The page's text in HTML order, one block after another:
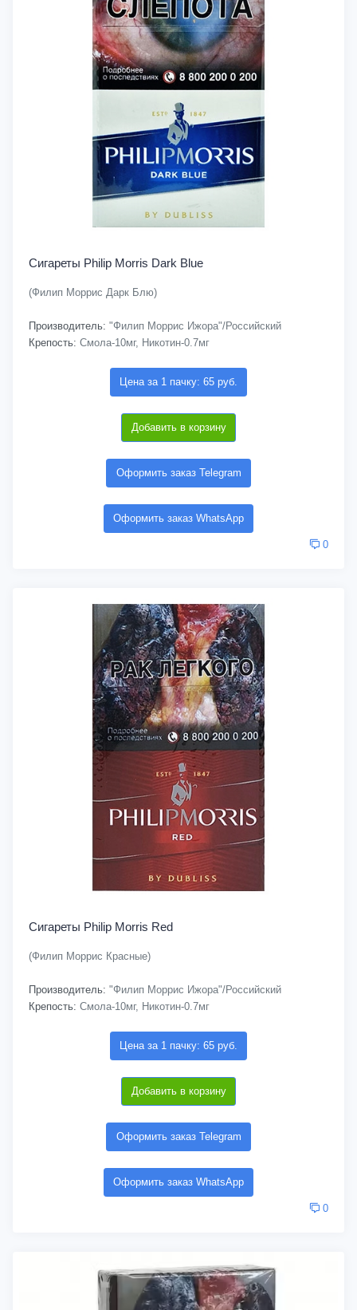
Сигареты Philip Morris Dark Blue
(Филип Моррис Дарк Блю)
Производитель: "Филип Моррис Ижора"/Российский
Крепость: Смола-10мг, Никотин-0.7мг
Цена за 1 пачку: 65 руб.
Добавить в корзину
Оформить заказ Telegram
Оформить заказ WhatsApp
0
Сигареты Philip Morris Red
(Филип Моррис Красные)
Производитель: "Филип Моррис Ижора"/Российский
Крепость: Смола-10мг, Никотин-0.7мг
Цена за 1 пачку: 65 руб.
Добавить в корзину
Оформить заказ Telegram
Оформить заказ WhatsApp
0